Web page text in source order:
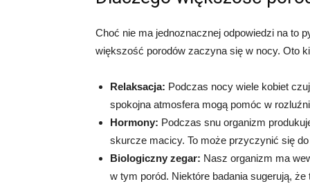
Choć nie ma jednoznacznej odpowiedzi na to
większość porodów zaczyna się w nocy. Oto
Relaksacja: Podczas nocy wiele kobiet
spokojna atmosfera mogą pomóc w
Hormony: Podczas snu organizm
skurcze macicy. To może przyczynić się
Biologiczny zegar: Nasz organizm ma
w tym poród. Niektóre badania sugerują,